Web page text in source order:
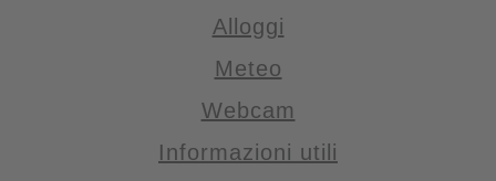
Alloggi
Meteo
Webcam
Informazioni utili